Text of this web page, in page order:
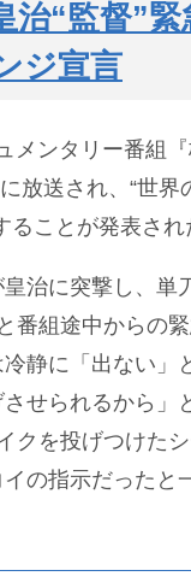
治“監督”
ジ宣言
メンタリー番組
放送され、“世界
ことが発表され
皇治に突撃し、単
番組途中からの
静に「出ない」
せられるから」
クを投げつけた
の指示だったと